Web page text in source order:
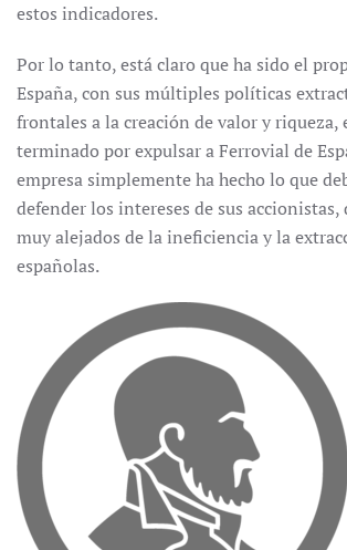
estos indicadores.
Por lo tanto, está claro que ha sido el
España, con sus múltiples políticas
frontales a la creación de valor y riqueza,
terminado por expulsar a Ferrovial de
empresa simplemente ha hecho lo que
defender los intereses de sus accionistas,
muy alejados de la ineficiencia y la
españolas.